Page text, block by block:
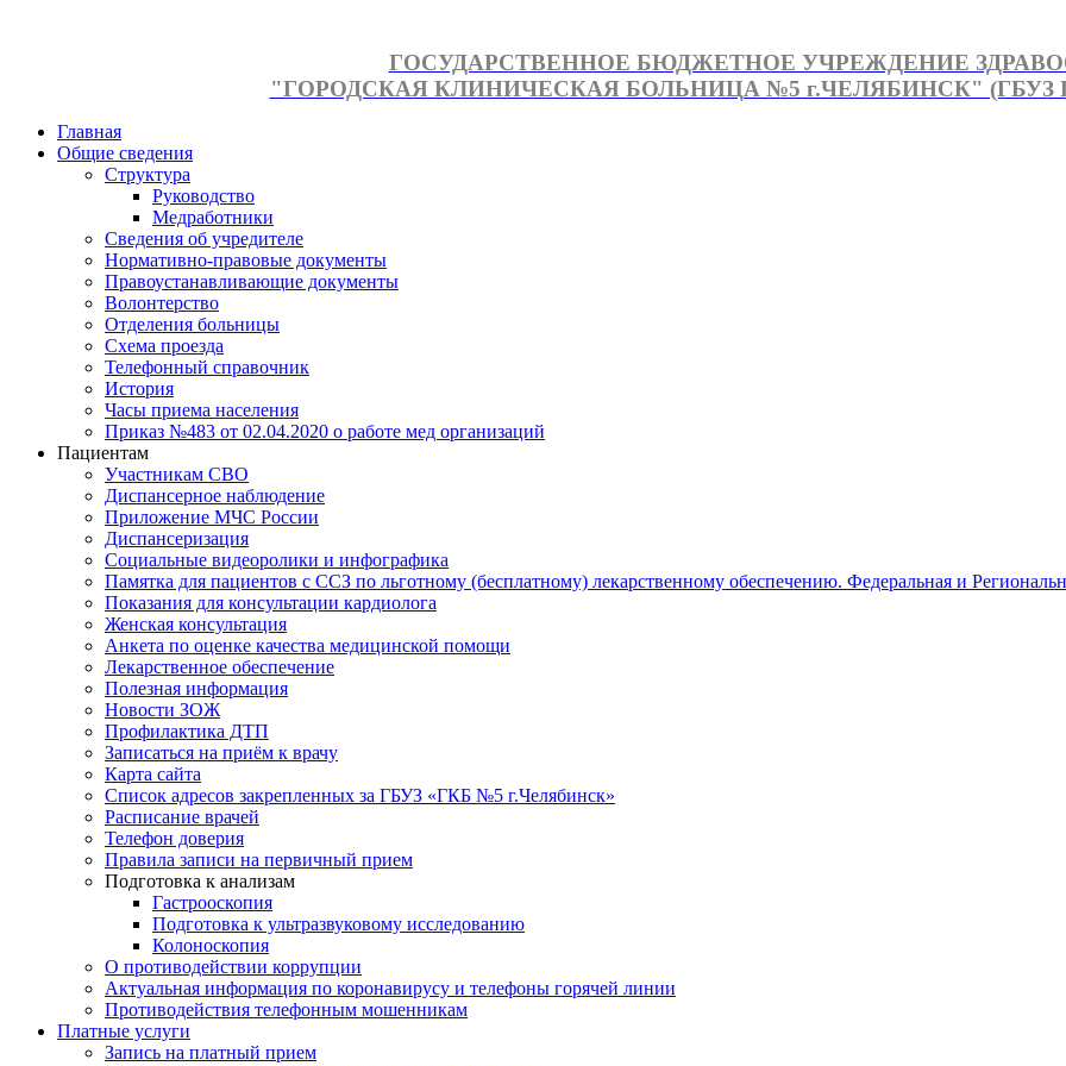
ГОСУДАРСТВЕННОЕ БЮДЖЕТНОЕ УЧРЕЖДЕНИЕ
"ГОРОДСКАЯ КЛИНИЧЕСКАЯ БОЛЬНИЦА №5 г.ЧЕЛЯБИНСК" (ГБУЗ
Главная
Общие сведения
Структура
Руководство
Медработники
Сведения об учредителе
Нормативно-правовые документы
Правоустанавливающие документы
Волонтерство
Отделения больницы
Схема проезда
Телефонный справочник
История
Часы приема населения
Приказ №483 от 02.04.2020 о работе мед организаций
Пациентам
Участникам СВО
Диспансерное наблюдение
Приложение МЧС России
Диспансеризация
Социальные видеоролики и инфографика
Памятка для пациентов с ССЗ по льготному (бесплатному) лекарственному обеспечению. Федеральная и
Показания для консультации кардиолога
Женская консультация
Анкета по оценке качества медицинской помощи
Лекарственное обеспечение
Полезная информация
Новости ЗОЖ
Профилактика ДТП
Записаться на приём к врачу
Карта сайта
Список адресов закрепленных за ГБУЗ «ГКБ №5 г.Челябинск»
Расписание врачей
Телефон доверия
Правила записи на первичный прием
Подготовка к анализам
Гастрооскопия
Подготовка к ультразвуковому исследованию
Колоноскопия
О противодействии коррупции
Актуальная информация по коронавирусу и телефоны горячей линии
Противодействия телефонным мошенникам
Платные услуги
Запись на платный прием